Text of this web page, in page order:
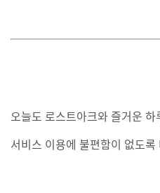
오늘도 로스트아크와 즐거운
서비스 이용에 불편함이 없도